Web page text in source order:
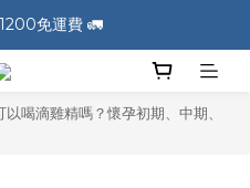
免運費 🚛
免運費 🚛
元購物金 📣
免運費 🚛
以喝滴雞精嗎？懷孕初期、中期、